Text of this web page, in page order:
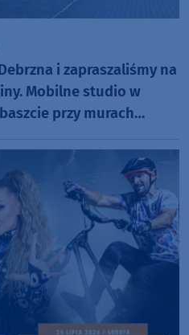
i zapraszaliśmy na
Mobilne studio w
przy murach